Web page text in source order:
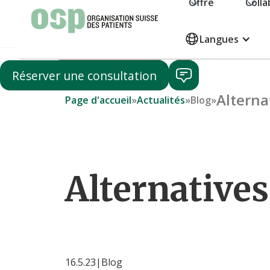
Langues
Page d'accueil»Actualités»Blog»
16.5.23| Blog
Faire un don
Réserver une consultation